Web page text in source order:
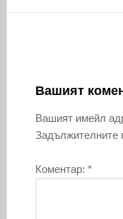
Вашият
Вашият имейл
Задължителните
Коментар: *